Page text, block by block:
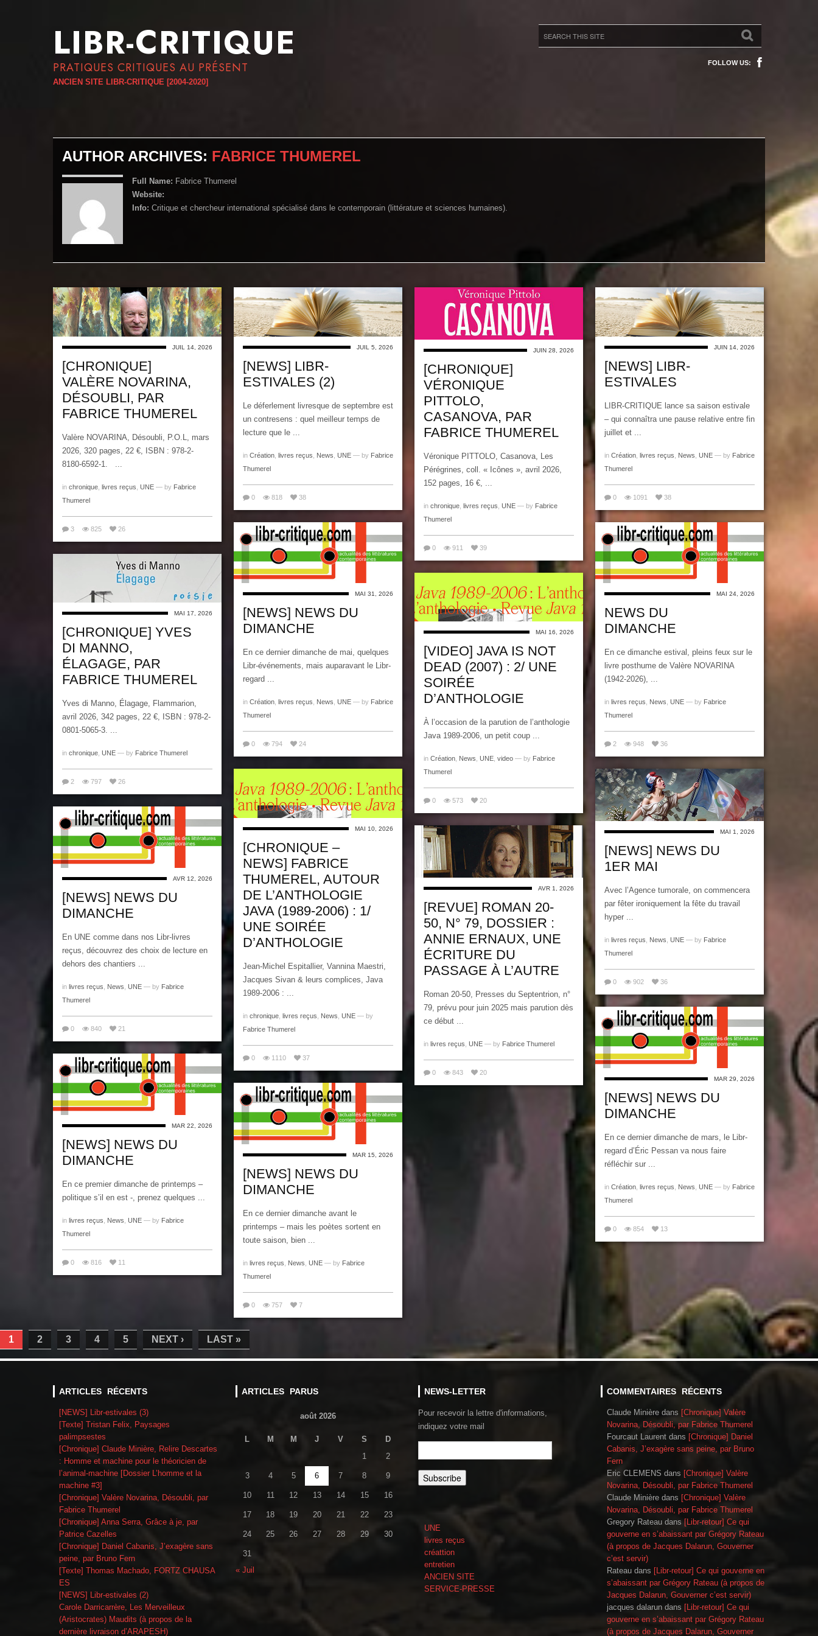
LIBR-CRITIQUE
PRATIQUES CRITIQUES AU PRÉSENT
ANCIEN SITE LIBR-CRITIQUE [2004-2020]
FOLLOW US:
AUTHOR ARCHIVES: FABRICE THUMEREL
Full Name: Fabrice Thumerel
Website:
Info: Critique et chercheur international spécialisé dans le contemporain (littérature et sciences humaines).
JUIL 14, 2026
[CHRONIQUE]
VALÈRE NOVARINA,
DÉSOUBLI, PAR
FABRICE THUMEREL
Valère NOVARINA, Désoubli, P.O.L, mars
2026, 320 pages, 22 €, ISBN : 978-2-
8180-6592-1. ...
in chronique livres reçus UNE — by Fabrice
Thumerel
3 825 26
JUIL 5, 2026
[NEWS] LIBR-
ESTIVALES (2)
Le déferlement livresque de septembre est
un contresens : quel meilleur temps de
lecture que le ...
in Création livres reçus News UNE — by Fabrice
Thumerel
0 818 38
JUIN 28, 2026
[CHRONIQUE]
VÉRONIQUE
PITTOLO,
CASANOVA, PAR
FABRICE THUMEREL
Véronique PITTOLO, Casanova, Les
Pérégrines, coll. « Icônes », avril 2026,
152 pages, 16 €, ...
in chronique livres reçus UNE — by Fabrice
Thumerel
0 911 39
JUIN 14, 2026
[NEWS] LIBR-
ESTIVALES
LIBR-CRITIQUE lance sa saison estivale
– qui connaîtra une pause relative entre fin
juillet et ...
in Création livres reçus News UNE — by Fabrice
Thumerel
0 1091 38
MAI 31, 2026
[NEWS] NEWS DU
DIMANCHE
En ce dernier dimanche de mai, quelques
Libr-événements, mais auparavant le Libr-
regard ...
in Création livres reçus News UNE — by Fabrice
Thumerel
0 794 24
MAI 24, 2026
NEWS DU
DIMANCHE
En ce dimanche estival, pleins feux sur le
livre posthume de Valère NOVARINA
(1942-2026), ...
in livres reçus News UNE — by Fabrice
Thumerel
2 948 36
MAI 17, 2026
[CHRONIQUE] YVES
DI MANNO,
ÉLAGAGE, PAR
FABRICE THUMEREL
Yves di Manno, Élagage, Flammarion,
avril 2026, 342 pages, 22 €, ISBN : 978-2-
0801-5065-3. ...
in chronique UNE — by Fabrice Thumerel
2 797 26
MAI 16, 2026
[VIDEO] JAVA IS NOT
DEAD (2007) : 2/ UNE
SOIRÉE
D’ANTHOLOGIE
À l’occasion de la parution de l’anthologie
Java 1989-2006, un petit coup ...
in Création News UNE video — by Fabrice
Thumerel
0 573 20
MAI 10, 2026
[CHRONIQUE –
NEWS] FABRICE
THUMEREL, AUTOUR
DE L’ANTHOLOGIE
JAVA (1989-2006) : 1/
UNE SOIRÉE
D’ANTHOLOGIE
Jean-Michel Espitallier, Vannina Maestri,
Jacques Sivan & leurs complices, Java
1989-2006 : ...
in chronique livres reçus News UNE — by
Fabrice Thumerel
0 1110 37
MAI 1, 2026
[NEWS] NEWS DU
1ER MAI
Avec l’Agence tumorale, on commencera
par fêter ironiquement la fête du travail
hyper ...
in livres reçus News UNE — by Fabrice
Thumerel
0 902 36
AVR 12, 2026
[NEWS] NEWS DU
DIMANCHE
En UNE comme dans nos Libr-livres
reçus, découvrez des choix de lecture en
dehors des chantiers ...
in livres reçus News UNE — by Fabrice
Thumerel
0 840 21
AVR 1, 2026
[REVUE] ROMAN 20-
50, N° 79, DOSSIER :
ANNIE ERNAUX, UNE
ÉCRITURE DU
PASSAGE À L’AUTRE
Roman 20-50, Presses du Septentrion, n°
79, prévu pour juin 2025 mais parution dès
ce début ...
in livres reçus UNE — by Fabrice Thumerel
0 843 20
MAR 29, 2026
[NEWS] NEWS DU
DIMANCHE
En ce dernier dimanche de mars, le Libr-
regard d’Éric Pessan va nous faire
réfléchir sur ...
in Création livres reçus News UNE — by Fabrice
Thumerel
0 854 13
MAR 22, 2026
[NEWS] NEWS DU
DIMANCHE
En ce premier dimanche de printemps –
politique s’il en est -, prenez quelques ...
in livres reçus News UNE — by Fabrice
Thumerel
0 816 11
MAR 15, 2026
[NEWS] NEWS DU
DIMANCHE
En ce dernier dimanche avant le
printemps – mais les poètes sortent en
toute saison, bien ...
in livres reçus News UNE — by Fabrice
Thumerel
0 757 7
1 2 3 4 5 NEXT › LAST »
ARTICLES RÉCENTS
[NEWS] Libr-estivales (3)
[Texte] Tristan Felix, Paysages
palimpsestes
[Chronique] Claude Minière, Relire Descartes
: Homme et machine pour le théoricien de
l’animal-machine [Dossier L’homme et la
machine #3]
[Chronique] Valère Novarina, Désoubli, par
Fabrice Thumerel
[Chronique] Anna Serra, Grâce à je, par
Patrice Cazelles
[Chronique] Daniel Cabanis, J’exagère sans
peine, par Bruno Fern
[Texte] Thomas Machado, FORTZ CHAUSA
ES
[NEWS] Libr-estivales (2)
Carole Darricarrère, Les Merveilleux
(Aristocrates) Maudits (à propos de la
dernière livraison d’ARAPESH)
ARTICLES PARUS
août 2026
L M M J V S
D
1
2
3 4 5 6 7 8 9
10 11 12 13 14 15 16
17 18 19 20 21 22 23
24 25 26 27 28 29 30
31
« Juil
NEWS-LETTER
Pour recevoir la lettre d'informations,
indiquez votre mail
UNE
livres reçus
créattion
entretien
ANCIEN SITE
SERVICE-PRESSE
COMMENTAIRES RÉCENTS
Claude Minière dans [Chronique] Valère
Novarina, Désoubli, par Fabrice Thumerel
Fourcaut Laurent dans [Chronique] Daniel
Cabanis, J’exagère sans peine, par Bruno
Fern
Eric CLEMENS dans [Chronique] Valère
Novarina, Désoubli, par Fabrice Thumerel
Claude Minière dans [Chronique] Valère
Novarina, Désoubli, par Fabrice Thumerel
Gregory Rateau dans [Libr-retour] Ce qui
gouverne en s’abaissant par Grégory Rateau
(à propos de Jacques Dalarun, Gouverner
c’est servir)
Rateau dans [Libr-retour] Ce qui gouverne en
s’abaissant par Grégory Rateau (à propos de
Jacques Dalarun, Gouverner c’est servir)
jacques dalarun dans [Libr-retour] Ce qui
gouverne en s’abaissant par Grégory Rateau
(à propos de Jacques Dalarun, Gouverner